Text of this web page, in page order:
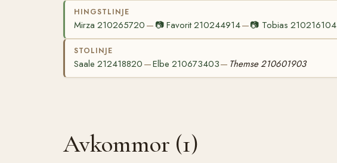
HINGSTLINJE
Mirza 210265720 — 📷Favorit 210244914—📷 Tobias 210216104
STOLINJE
Saale 212418820 —Elbe 210673403— Themse 210601903
Avkommor (1)